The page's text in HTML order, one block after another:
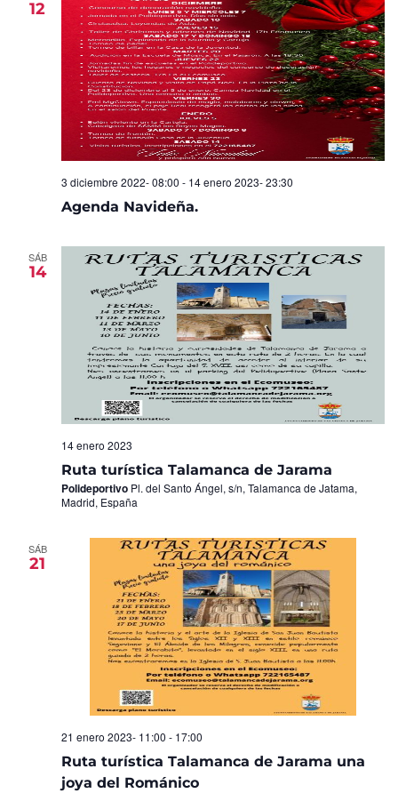
Eventos
12
Agenda Navideña.
3 diciembre 2022- 08:00 - 14 enero 2023- 23:30
SÁB
14
Ruta turística Talamanca de Jarama
14 enero 2023
Polideportivo Pl. del Santo Ángel, s/n, Talamanca de Jatama,
Madrid, España
SÁB
21
Ruta turística Talamanca de Jarama una
joya del Románico
21 enero 2023- 11:00 - 17:00